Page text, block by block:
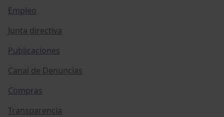
Empleo
Junta directiva
Publicaciones
Canal de Denuncias
Compras
Transparencia